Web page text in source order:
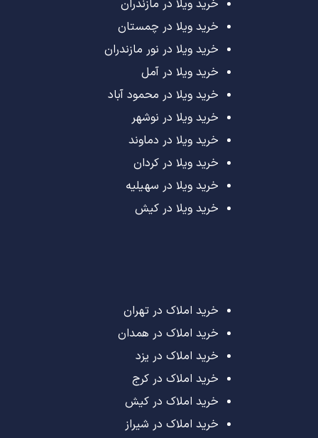
خرید ویلا در مازندران
خرید ویلا در چمستان
خرید ویلا در نور مازندران
خرید ویلا در آمل
خرید ویلا در محمود آباد
خرید ویلا در نوشهر
خرید ویلا در دماوند
خرید ویلا در کردان
خرید ویلا در سهیلیه
خرید ویلا در کیش
خرید املاک در تهران
خرید املاک در همدان
خرید املاک در یزد
خرید املاک در کرج
خرید املاک در کیش
خرید املاک در شیراز